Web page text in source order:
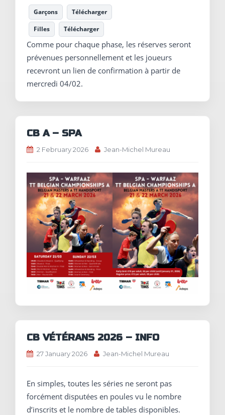
Garçons
Télécharger
Filles
Télécharger
Comme pour chaque phase, les réserves seront
prévenues personnellement et les joueurs
recevront un lien de confirmation à partir de
mercredi 04/02.
CB A – SPA
2 February 2026 Jean-Michel Mureau
CB VÉTÉRANS 2026 – INFO
27 January 2026 Jean-Michel Mureau
En simples, toutes les séries ne seront pas
forcément disputées en poules vu le nombre
d’inscrits et le nombre de tables disponibles.